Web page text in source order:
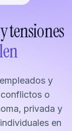
tensiones
y
o
privada y
en